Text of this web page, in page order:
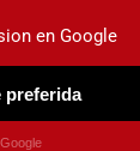
NUEVO
en Google
preferida